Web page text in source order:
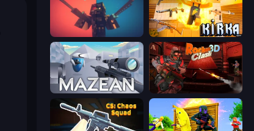
Pixel Warfare Kirka.io
Mazean Rocket Clash 3D